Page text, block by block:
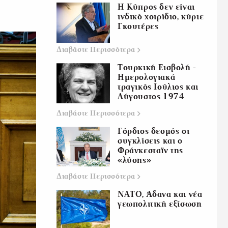
Η Κύπρος δεν είναι
ινδικό χοιρίδιο, κύριε
Γκουτέρες
Διαβάστε Περισσότερα
Τουρκική Εισβολή -
Ημερολογιακά
τραγικός Ιούλιος και
Αύγουστος 1974
Διαβάστε Περισσότερα
Γόρδιος δεσμός οι
συγκλίσεις και ο
Φράνκεσταϊν της
«λύσης»
Διαβάστε Περισσότερα
ΝΑΤΟ, Άδανα και νέα
γεωπολιτική εξίσωση